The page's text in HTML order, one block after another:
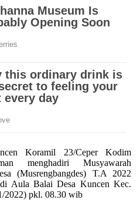
Koramil 23/Ceper Kodim
menghadiri Musyawarah
(Musrengbangdes) T.A 2022
Aula Balai Desa Kuncen Kec.
2022) pkl. 08.30 wib